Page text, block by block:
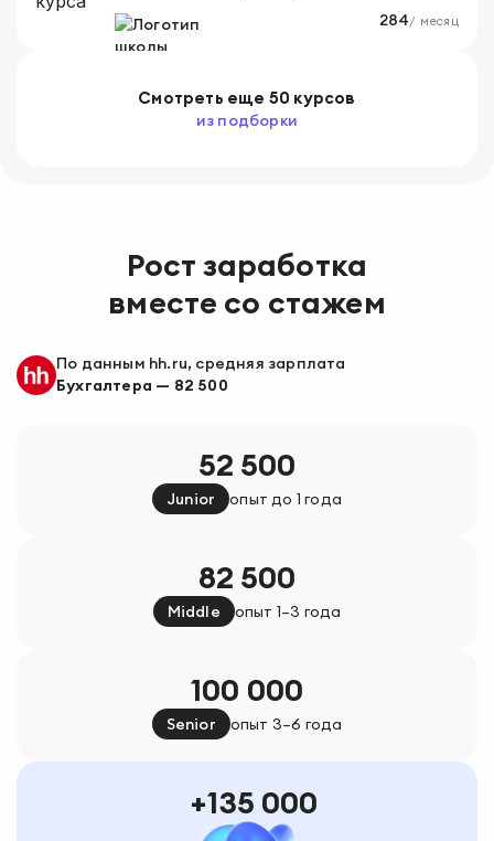
Финансы и анализ данных
284/ месяц
Смотреть еще 50 курсов
из подборки
Рост заработка
вместе со стажем
По данным hh.ru, средняя зарплата
Бухгалтера — 82 500
52 500
Junior опыт до 1 года
82 500
Middle опыт 1–3 года
100 000
Senior опыт 3–6 года
135 000